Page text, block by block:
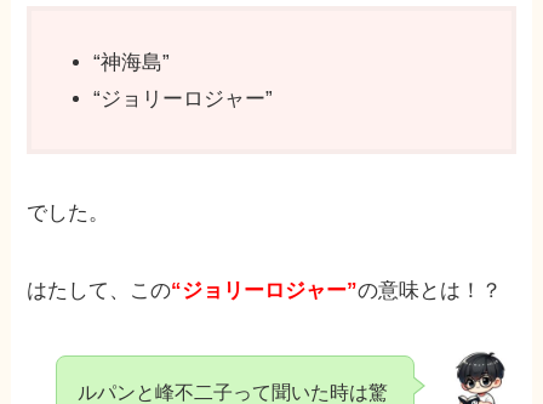
“神海島”
“ジョリーロジャー”
でした。
はたして、この“ジョリーロジャー”の意味とは！？
ルパンと峰不二子って聞いた時は驚